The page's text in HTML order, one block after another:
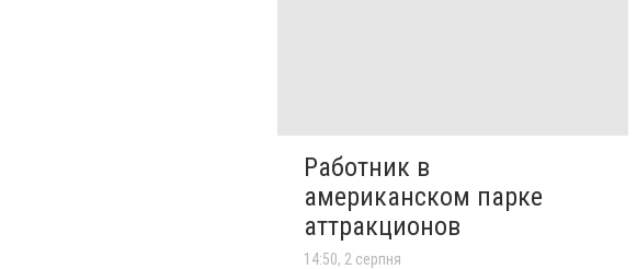
Работник в
американском парке
аттракционов
14:50, 2 серпня